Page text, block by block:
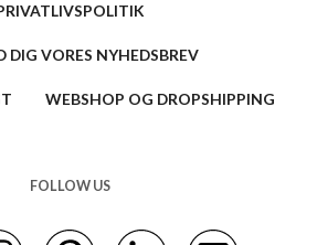
DIG VORES NYHEDSBREV
WEBSHOP OG DROPSHIPPING
FOLLOW US